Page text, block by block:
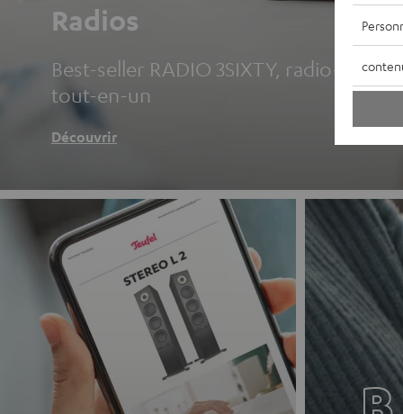
Radios
Best-seller RADIO 3SIXTY, radio-
tout-en-un
Découvrir